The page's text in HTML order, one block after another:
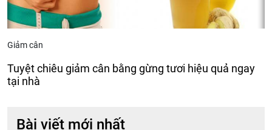
Giảm cân
Tuyệt chiêu giảm cân bằng gừng tươi hiệu quả ngay
tại nhà
Bài viết mới nhất